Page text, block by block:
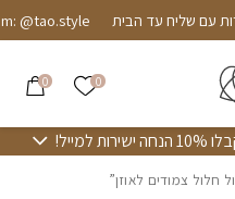
עם שליח עד הבית @tao.style
0 הרשימה
0
חלול צמודים לאוזן”